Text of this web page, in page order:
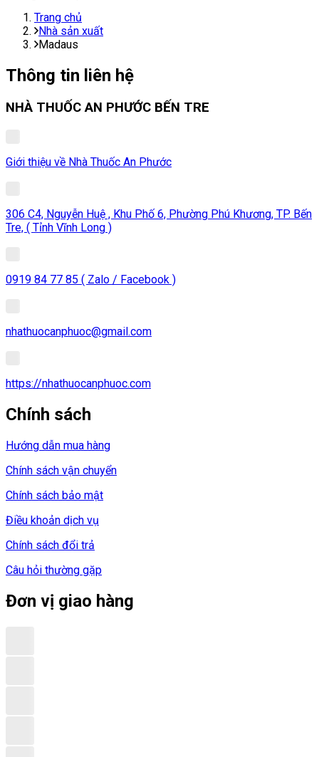
Trang chủ
Nhà sản xuất
Madaus
Thông tin liên hệ
NHÀ THUỐC AN PHƯỚC BẾN TRE
Giới thiệu về Nhà Thuốc An Phước
306 C4, Nguyễn Huệ , Khu Phố 6, Phường Phú Khương, TP. Bến
Tre, ( Tỉnh Vĩnh Long )
0919 84 77 85 ( Zalo / Facebook )
nhathuocanphuoc@gmail.com
https://nhathuocanphuoc.com
Chính sách
Hướng dẫn mua hàng
Chính sách vận chuyển
Chính sách bảo mật
Điều khoản dịch vụ
Chính sách đổi trả
Câu hỏi thường gặp
Đơn vị giao hàng